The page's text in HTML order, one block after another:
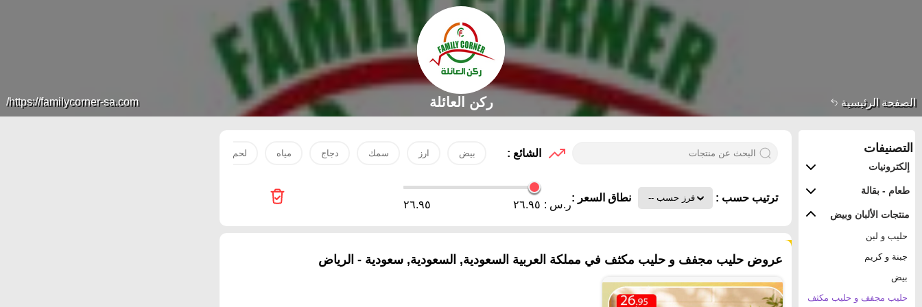
الصفحة الرئيسية https://familycorner-sa.com/ ركن العائلة
التصنيفات
إلكترونيات
طعام - بقالة
منتجات الألبان وبيض
حليب و لبن
جبنة و كريم
بيض
حليب مجفف و حليب مكثف
الشائع : بيض ارز سمك دجاج مياه لحم
ترتيب حسب : نطاق السعر :
ر.س : ٢٦.٩٥ ٢٦.٩٥
عروض حليب مجفف و حليب مكثف في مملكة العربية السعودية, السعودية, سعودية - الرياض